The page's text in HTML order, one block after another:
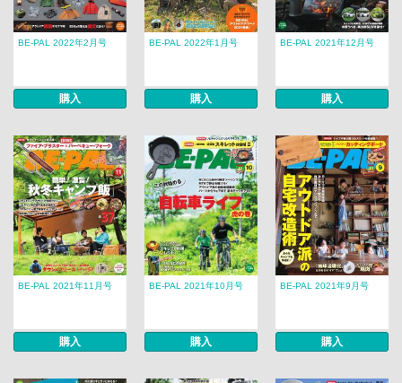
BE-PAL 2022年2月号
購入
BE-PAL 2022年1月号
購入
BE-PAL 2021年12月号
購入
BE-PAL 2021年11月号
購入
BE-PAL 2021年10月号
購入
BE-PAL 2021年9月号
購入